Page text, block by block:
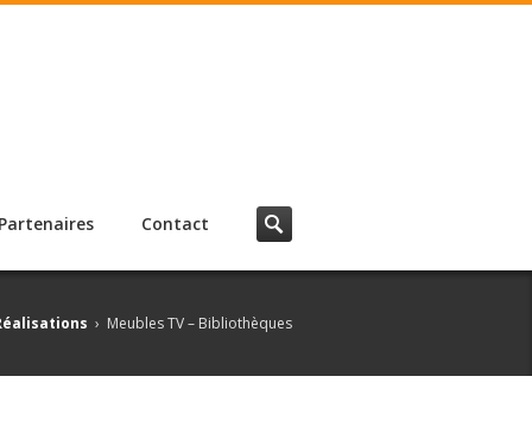
Contact
› Meubles TV – Bibliothèques